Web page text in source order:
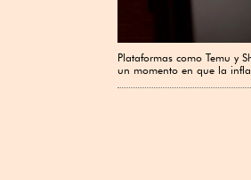
Plataformas como Temu y
un momento en que la